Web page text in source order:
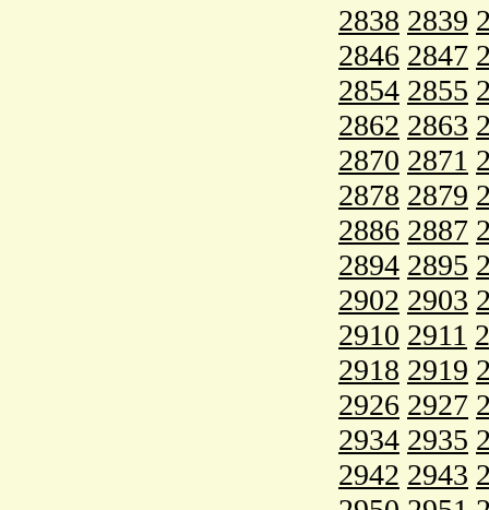
2838 2839
2846 2847
2854 2855
2862 2863
2870 2871
2878 2879
2886 2887
2894 2895
2902 2903
2910 2911
2918 2919
2926 2927
2934 2935
2942 2943